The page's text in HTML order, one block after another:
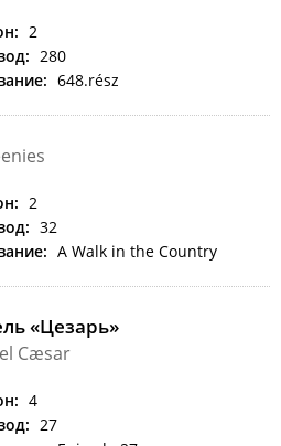
2
280
648.rész
2
32
A Walk in the Country
«Цезарь»
Cæsar
4
27